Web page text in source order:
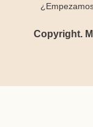
Copyright.